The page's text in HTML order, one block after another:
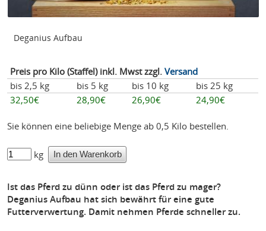
Deganius Aufbau
Preis pro Kilo (Staffel) inkl. Mwst zzgl. Versand
bis 2,5 kg
bis 5 kg bis 10 kg
bis 25 kg
32,50€
28,90€ 26,90€ 24,90€
Sie können eine beliebige Menge ab 0,5 Kilo bestellen.
kg
Ist das Pferd zu dünn oder ist das Pferd zu mager?
Deganius Aufbau hat sich bewährt für eine gute
Futterverwertung. Damit nehmen Pferde schneller zu.